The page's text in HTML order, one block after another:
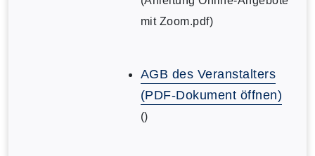
mit Zoom.pdf)
AGB des Veranstalters
(PDF-Dokument öffnen)
()